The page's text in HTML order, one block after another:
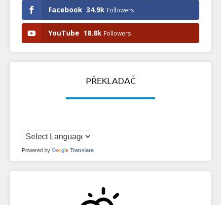
Facebook 34.9k Followers
YouTube 18.8k Followers
PŘEKLADAČ
Powered by Translate